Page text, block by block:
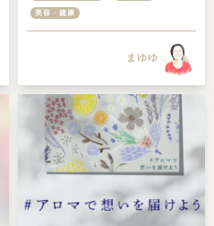
美容・健康
まゆゆ